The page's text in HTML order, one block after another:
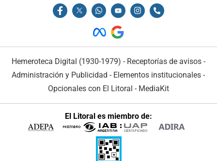
Hemeroteca Digital (1930-1979) - Receptorías de avisos -
Administración y Publicidad - Elementos institucionales -
Opcionales con El Litoral - MediaKit
El Litoral es miembro de: